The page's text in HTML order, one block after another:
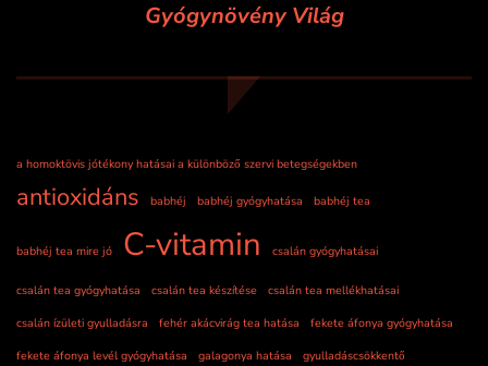
Gyógynövény Világ
a homoktövis jótékony hatásai a különböző szervi betegségekben
antioxidáns babhéj babhéj gyógyhatása babhéj tea
babhéj tea mire jó C-vitamin csalán gyógyhatásai
csalán tea gyógyhatása csalán tea készítése
csalán tea mellékhatásai
csalán ízületi gyulladásra
fehér akácvirág tea hatása
fekete áfonya gyógyhatása
fekete áfonya levél gyógyhatása
galagonya hatása
gyulladáscsökkentő